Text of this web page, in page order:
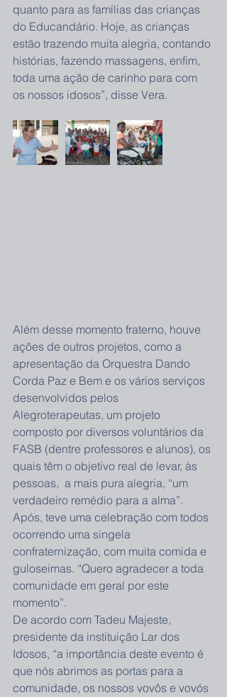
quanto para as famílias das crianças
do Educandário. Hoje, as crianças
estão trazendo muita alegria, contando
histórias, fazendo massagens, enfim,
toda uma ação de carinho para com
os nossos idosos”, disse Vera.
Além desse momento fraterno, houve
ações de outros projetos, como a
apresentação da Orquestra Dando
Corda Paz e Bem e os vários serviços
desenvolvidos pelos
Alegroterapeutas, um projeto
composto por diversos voluntários da
FASB (dentre professores e alunos), os
quais têm o objetivo real de levar, às
pessoas,  a mais pura alegria, “um
verdadeiro remédio para a alma”.
Após, teve uma celebração com todos
ocorrendo uma singela
confraternização, com muita comida e
guloseimas. “Quero agradecer a toda
comunidade em geral por este
momento”.
De acordo com Tadeu Majeste,
presidente da instituição Lar dos
Idosos, “a importância deste evento é
que nós abrimos as portas para a
comunidade, os nossos vovôs e vovós